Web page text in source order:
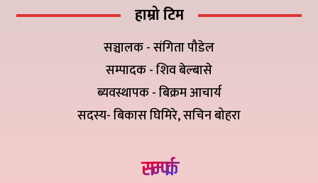
हाम्रो टिम
सञ्चालक - संगिता पौडेल
सम्पादक - शिव बेल्बासे
ब्यवस्थापक - बिक्रम आचार्य
सदस्य- बिकास घिमिरे, सचिन बोहरा
सम्पर्क